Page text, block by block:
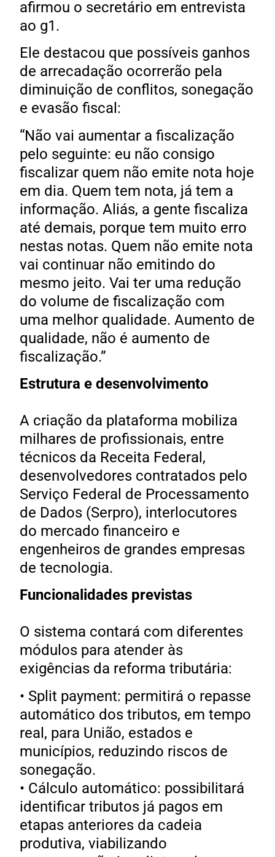
afirmou o secretário em entrevista
ao g1.
Ele destacou que possíveis ganhos
de arrecadação ocorrerão pela
diminuição de conflitos, sonegação
e evasão fiscal:
“Não vai aumentar a fiscalização
pelo seguinte: eu não consigo
fiscalizar quem não emite nota hoje
em dia. Quem tem nota, já tem a
informação. Aliás, a gente fiscaliza
até demais, porque tem muito erro
nestas notas. Quem não emite nota
vai continuar não emitindo do
mesmo jeito. Vai ter uma redução
do volume de fiscalização com
uma melhor qualidade. Aumento de
qualidade, não é aumento de
fiscalização.”
Estrutura e desenvolvimento
A criação da plataforma mobiliza
milhares de profissionais, entre
técnicos da Receita Federal,
desenvolvedores contratados pelo
Serviço Federal de Processamento
de Dados (Serpro), interlocutores
do mercado financeiro e
engenheiros de grandes empresas
de tecnologia.
Funcionalidades previstas
O sistema contará com diferentes
módulos para atender às
exigências da reforma tributária:
• Split payment: permitirá o repasse
automático dos tributos, em tempo
real, para União, estados e
municípios, reduzindo riscos de
sonegação.
• Cálculo automático: possibilitará
identificar tributos já pagos em
etapas anteriores da cadeia
produtiva, viabilizando